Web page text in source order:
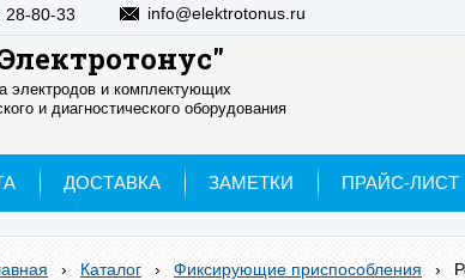
электродов и комплектующих
и диагностического оборудования
28-80-33 info@elektrotonus.ru
ДОСТАВКА ЗАМЕТКИ ПРАЙС-ЛИСТ
› Каталог › Фиксирующие приспособления ›